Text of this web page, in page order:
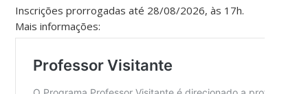
Inscrições prorrogadas até 28/08/2026, às 17h.
Mais informações: